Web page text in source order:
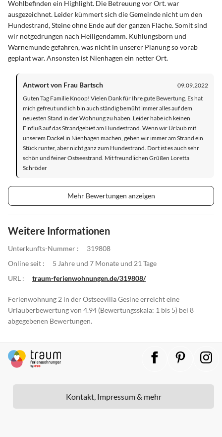
Wohlbefinden ein Highlight. Die Betreuung vor Ort. war
ausgezeichnet. Leider kümmert sich die Gemeinde nicht um den
Hundestrand, Steine ohne Ende auf der ganzen Fläche. Somit sind
wir notgedrungen nach Heiligendamm. Kühlungsborn und
Warnemünde gefahren, was nicht in unserer Planung so vorab
geplant war. Ansonsten ist Nienhagen ein netter Ort.
Antwort von Frau Bartsch
09.09.2022
Guten Tag Familie Knoop! Vielen Dank für Ihre gute Bewertung. Es hat
mich gefreut und ich bin auch ständig bemüht immer alles auf dem
neuesten Stand in der Wohnung zu haben. Leider habe ich keinen
Einfluß auf das Strandgebiet am Hundestrand. Wenn wir Urlaub mit
unserem Dackel in Nienhagen machen, gehen wir immer am Strand ein
Stück runter, aber nicht ganz zum Hundestrand. Dort ist es auch sehr
schön und feiner Ostseestrand. Mit freundlichen Grüßen Loretta
Schröder
Mehr Bewertungen anzeigen
Weitere Informationen
Unterkunfts-Nummer :
319808
Online seit :
5 Jahre und 7 Monate und 21 Tage
URL :
traum-ferienwohnungen.de/319808/
Ferienwohnung 2 in der Ostseevilla Gesine erreicht eine
Urlauberbewertung von 4.94 (Bewertungsskala: 1 bis 5) bei 8
abgegebenen Bewertungen.
Kontakt, Impressum & mehr